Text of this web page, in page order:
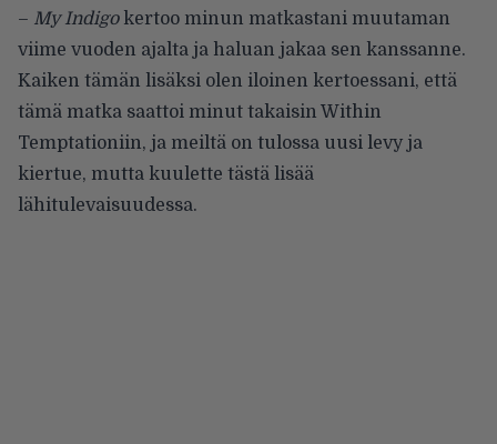
– My Indigokertoo minun matkastani muutaman
viime vuoden ajalta ja haluan jakaa sen kanssanne.
Kaiken tämän lisäksi olen iloinen kertoessani, että
tämä matka saattoi minut takaisin Within
Temptationiin, ja meiltä on tulossa uusi levy ja
kiertue, mutta kuulette tästä lisää
lähitulevaisuudessa.